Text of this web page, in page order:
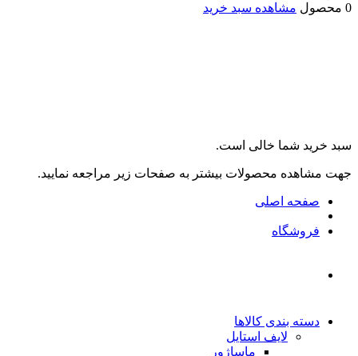
0 محصول
مشاهده سبد خرید
سبد خرید شما خالی است.
جهت مشاهده محصولات بیشتر به صفحات زیر مراجعه نمایید.
صفحه اصلی
فروشگاه
دسته بندی کالاها
لایف استایل
ماساژور